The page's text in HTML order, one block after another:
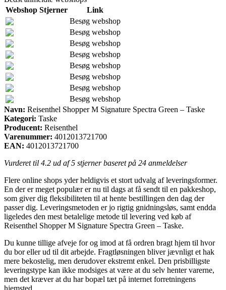
Webshop Stjerner
Link
Besøg webshop
Besøg webshop
Besøg webshop
Besøg webshop
Besøg webshop
Besøg webshop
Besøg webshop
Besøg webshop
Navn: Reisenthel Shopper M Signature Spectra Green – Taske
Kategori: Taske
Producent: Reisenthel
Varenummer: 4012013721700
EAN: 4012013721700
Vurderet til 4.2 ud af 5 stjerner baseret på 24 anmeldelser
Flere online shops yder heldigvis et stort udvalg af leveringsformer.
En der er meget populær er nu til dags at få sendt til en pakkeshop,
som giver dig fleksibiliteten til at hente bestillingen den dag der
passer dig. Leveringsmetoden er jo rigtig gnidningsløs, samt endda
ligeledes den mest betalelige metode til levering ved køb af
Reisenthel Shopper M Signature Spectra Green – Taske.
Du kunne tillige afveje for og imod at få ordren bragt hjem til hvor
du bor eller ud til dit arbejde. Fragtløsningen bliver jævnligt et hak
mere bekostelig, men derudover ekstremt enkel. Den prisbilligste
leveringstype kan ikke modsiges at være at du selv henter varerne,
men det kræver at du har bopæl tæt på internet forretningens
hjemsted.